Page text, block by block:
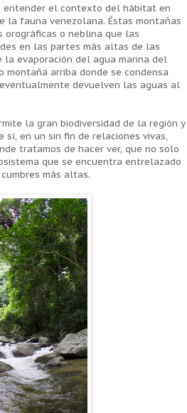
entender el contexto del hábitat en
la fauna venezolana. Éstas montañas
orográficas o neblina que las
en las partes más altas de las
la evaporación del agua marina del
arriba donde se condensa
devuelven las aguas al
la gran biodiversidad de la región y
en un sin fin de relaciones vivas,
tratamos de hacer ver, que no solo
que se encuentra entrelazado
más altas.